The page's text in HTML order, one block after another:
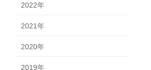
2022年
2021年
2020年
2019年